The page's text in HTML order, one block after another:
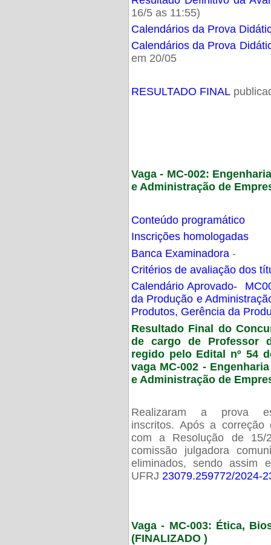
16/5 as 11:55)
Calendários da Prova
Calendários da Prova
em 20/05
RESULTADO FINAL
Vaga - MC-002:
e Administração de
Conteúdo programático
Inscrições homologadas
Banca Examinadora -
Critérios de avaliação dos
Calendário Aprovado-
da Produção e
Produtos, Gerência da
Resultado Final do
de cargo de Professor
regido pelo Edital nº 54
vaga MC-002 -
e Administração de
Realizaram a prova
inscritos. Após a
com a Resolução de 15/
comissão julgadora
eliminados, sendo assim
UFRJ 23079.259772/2024-
Vaga - MC-003: Ética,
(FINALIZADO )